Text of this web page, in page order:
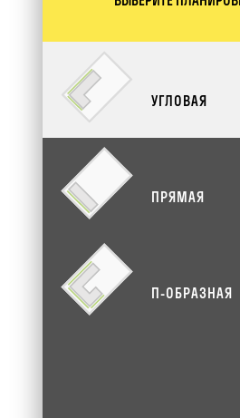
УГЛОВАЯ
ПРЯМАЯ
П-ОБРАЗНАЯ